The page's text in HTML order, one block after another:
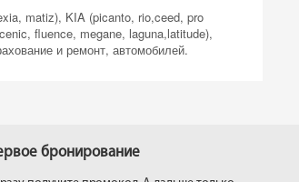
matiz), KIA (picanto, rio,ceed, pro
fluence, megane, laguna,latitude),
и ремонт, автомобилей.
бронирование